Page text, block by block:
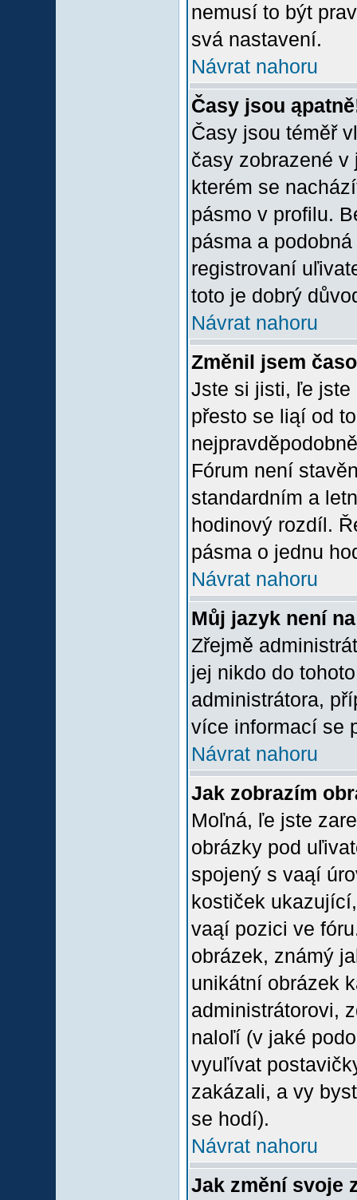
nemusí to být
svá nastavení.
Návrat nahoru
Časy jsou
Časy jsou téměř
časy zobrazené
kterém se
pásmo v profilu.
pásma a
registrovaní
toto je dobrý
Návrat nahoru
Změnil jsem
Jste si jisti, ľe jste
přesto se liąí od
Fórum není
standardním a
hodinový rozdíl.
pásma o jednu
Návrat nahoru
Můj jazyk není
Zřejmě
jej nikdo do
administrátora,
více informací se
Návrat nahoru
Jak zobrazím
Moľná, ľe jste
obrázky pod
spojený s vaąí
kostiček
vaąí pozici ve
obrázek, známý
unikátní obrázek
administrátorovi,
naloľí (v jaké
vyuľívat
zakázali, a vy
se hodí).
Návrat nahoru
Jak změní svoje